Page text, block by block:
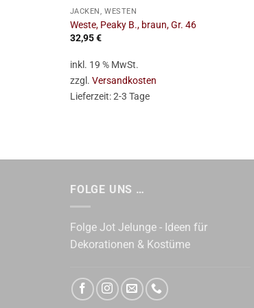
JACKEN, WESTEN
Weste, Peaky B., braun, Gr. 46
32,95€
inkl. 19 % MwSt.
zzgl. Versandkosten
Lieferzeit:2-3 Tage
FOLGE UNS …
Folge Jot Jelunge - Ideen für
Dekorationen & Kostüme